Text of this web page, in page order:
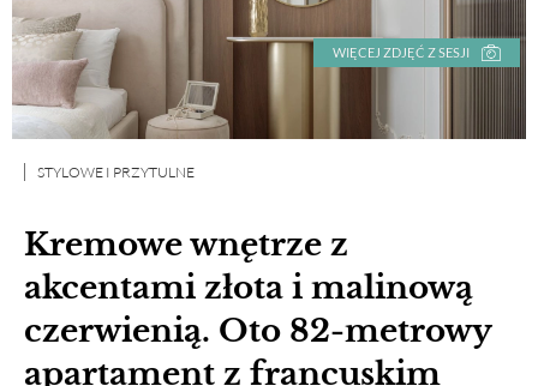
WIĘCEJ ZDJĘĆ Z SESJI
Kremowe wnętrze z
akcentami złota i malinową
czerwienią. Oto 82-metrowy
apartament z francuskim
STYLOWE I PRZYTULNE